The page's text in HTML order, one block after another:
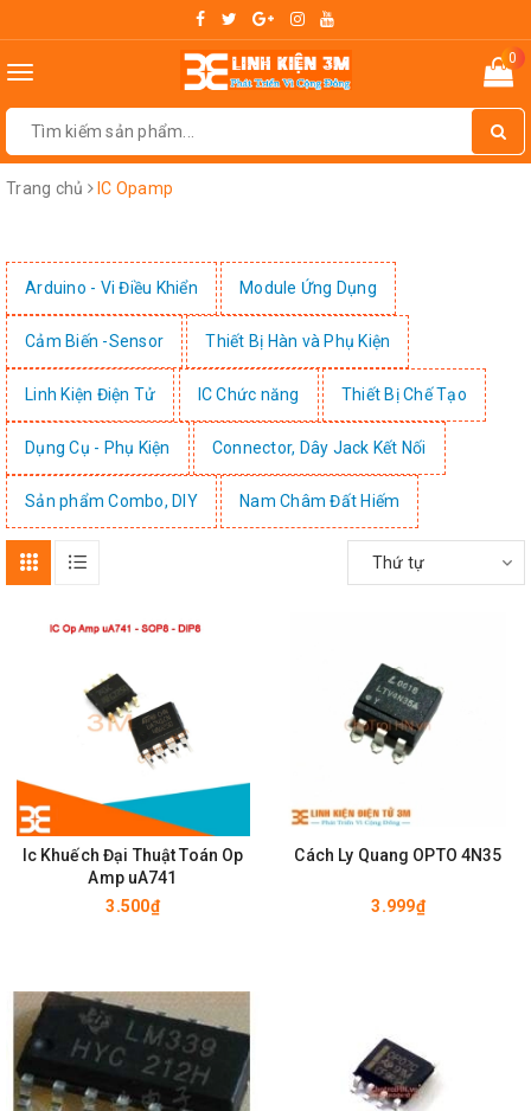
Toggle
0
Trang chủ IC Opamp
Arduino - Vi Điều Khiển Module Ứng Dụng
Cảm Biến -Sensor Thiết Bị Hàn và Phụ Kiện
Linh Kiện Điện Tử IC Chức năng Thiết Bị Chế Tạo
Dụng Cụ - Phụ Kiện Connector, Dây Jack Kết Nối
Sản phẩm Combo, DIY Nam Châm Đất Hiếm
Thứ tự
Ic Khuếch Đại Thuật Toán Op
Amp uA741
3.500₫
Cách Ly Quang OPTO 4N35
3.999₫